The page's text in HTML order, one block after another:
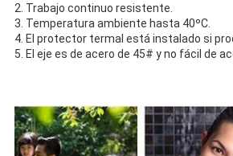
2. Trabajo continuo resistente.
3. Temperatura ambiente hasta 40ºC.
4. El protector termal está instalado si
5. El eje es de acero de 45# y no fácil de